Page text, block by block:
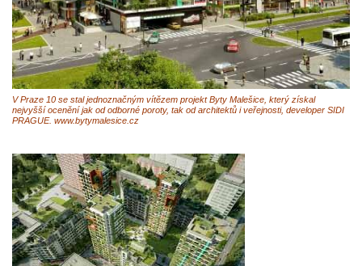
V Praze 10 se stal jednoznačným vítězem projekt Byty Malešice, který získal
nejvyšší ocenění jak od odborné poroty, tak od architektů i veřejnosti, developer SIDI
PRAGUE. www.bytymalesice.cz